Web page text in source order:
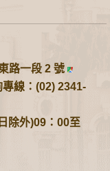
路一段 2 號
線：(02) 2341-
除外)09：00至